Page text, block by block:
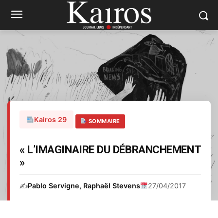
Kairos 29 SOMMAIRE
« L’IMAGINAIRE DU DÉBRANCHEMENT
»
✍️Pablo Servigne, Raphaël Stevens 27/04/2017